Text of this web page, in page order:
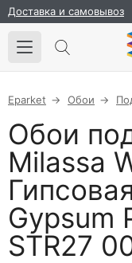
Доставка и самовывоз
Eparket Обои
Обои
Milassa
Gypsum
STR27